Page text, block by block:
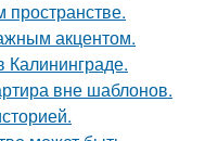
пространстве.
акцентом.
Калининграде.
вне шаблонов.